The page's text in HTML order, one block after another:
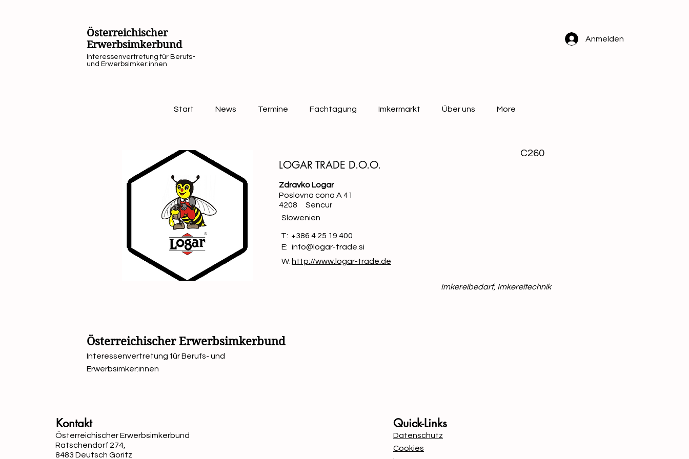
Österreichischer
Erwerbsimkerbund
Interessenvertretung für Berufs-
und Erwerbsimker:innen
Anmelden
Start News Termine Fachtagung Imkermarkt Über uns More
Zdravko Logar
C260
LOGAR TRADE D.O.O.
Poslovna cona A 41
4208
Sencur
Slowenien
T:
E: info@logar-trade.si
+386 4 25 19 400
http://www.logar-trade.de
W:
Imkereibedarf, Imkereitechnik
Österreichischer Erwerbsimkerbund
Interessenvertretung für Berufs- und
Erwerbsimker:innen
Kontakt
Österreichischer Erwerbsimkerbund
Ratschendorf 274,
8483 Deutsch Goritz
Quick-Links
Datenschutz
Cookies